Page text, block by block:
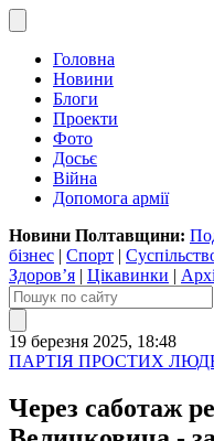
Головна
Новини
Блоги
Проекти
Фото
Досьє
Війна
Допомога армії
Новини Полтавщини:
бізнес | Спорт |
Здоров’я | Цікавинки |
19 березня 2025, 18:48
ПАРТІЯ ПРОСТИХ
Через саботаж